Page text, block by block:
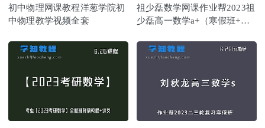
初中物理网课教程洋葱学院初
中物理教学视频全套
祖少磊数学网课作业帮2023祖
少磊高一数学a+（寒假班+春